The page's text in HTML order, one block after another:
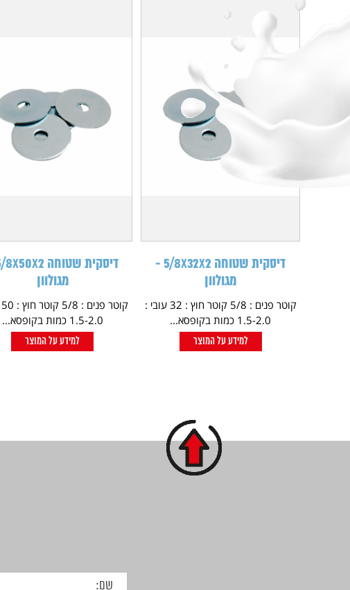
דיסקית שטוחה 5/8X32X2 -
מגולוון
קוטר פנים : 5/8 קוטר חוץ : 32 עובי :
1.5-2.0 כמות בקופסא...
למידע על המוצר
מגולוון
1.5-2.0 כמות בקופסא...
למידע על המוצר